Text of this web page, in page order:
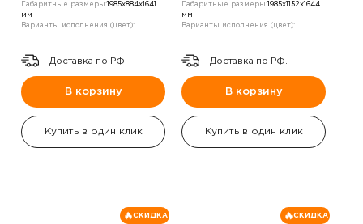
Габаритные размеры: 1985х884х1641
мм
Варианты исполнения (цвет):
Доставка по РФ.
В корзину
Купить в один клик
Габаритные размеры: 1985х1152х1644
мм
Варианты исполнения (цвет):
Доставка по РФ.
В корзину
Купить в один клик
СКИДКА СКИДКА